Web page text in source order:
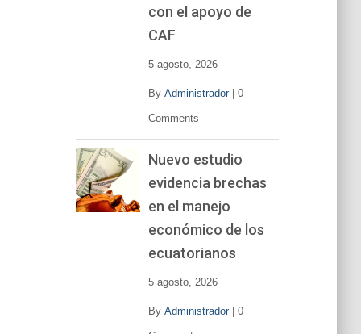
con el apoyo de
CAF
5 agosto, 2026
By Administrador| 0
Comments
Nuevo estudio
evidencia brechas
en el manejo
económico de los
ecuatorianos
5 agosto, 2026
By Administrador| 0